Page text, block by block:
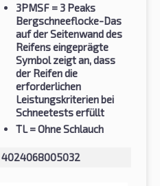
3PMSF = 3 Peaks
Bergschneeflocke-Das
auf der Seitenwand des
Reifens eingeprägte
Symbol zeigt an, dass
der Reifen die
erforderlichen
Leistungskriterien bei
Schneetests erfüllt
TL= Ohne Schlauch
4024068005032